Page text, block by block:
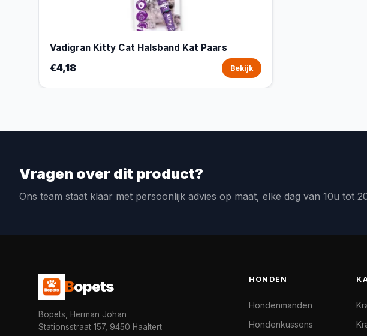
Vadigran Kitty Cat Halsband Kat Paars
€4,18 Bekijk
Vragen over dit product?
Ons team staat klaar met persoonlijk advies op maat, elke dag van 10u tot
Bopets
Bopets, Herman Johan
Stationsstraat 157, 9450 Haaltert
HONDEN
Hondenmanden
Hondenkussens